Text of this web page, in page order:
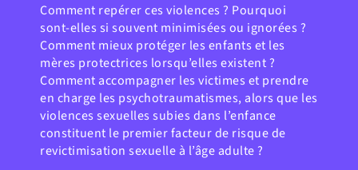
Comment repérer ces violences ? Pourquoi
sont-elles si souvent minimisées ou ignorées ?
Comment mieux protéger les enfants et les
mères protectrices lorsqu’elles existent ?
Comment accompagner les victimes et prendre
en charge les psychotraumatismes, alors que les
violences sexuelles subies dans l’enfance
constituent le premier facteur de risque de
revictimisation sexuelle à l’âge adulte ?